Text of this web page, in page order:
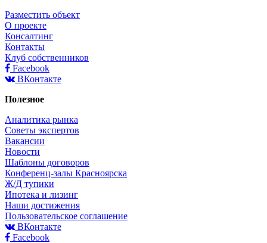
Разместить объект
О проекте
Консалтинг
Контакты
Клуб собственников
Facebook
ВКонтакте
Полезное
Аналитика рынка
Советы экспертов
Вакансии
Новости
Шаблоны договоров
Конференц-залы Красноярска
Ж/Д тупики
Ипотека и лизинг
Наши достижения
Пользовательское соглашение
ВКонтакте
Facebook